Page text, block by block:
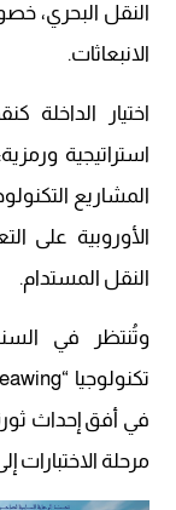
النقل البحري،
الانبعاثات.
اختيار الداخلة
استراتيجية
المشاريع
الأوروبية على
النقل المستدام.
وتُنتظر في
في أفق إحداث
مرحلة الاختبارات